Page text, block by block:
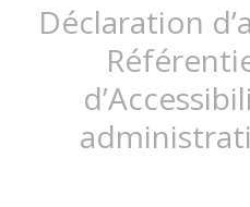
Déclaration